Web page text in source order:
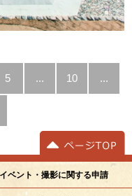
5 ... 10 ...
イベント・撮影に関する申請